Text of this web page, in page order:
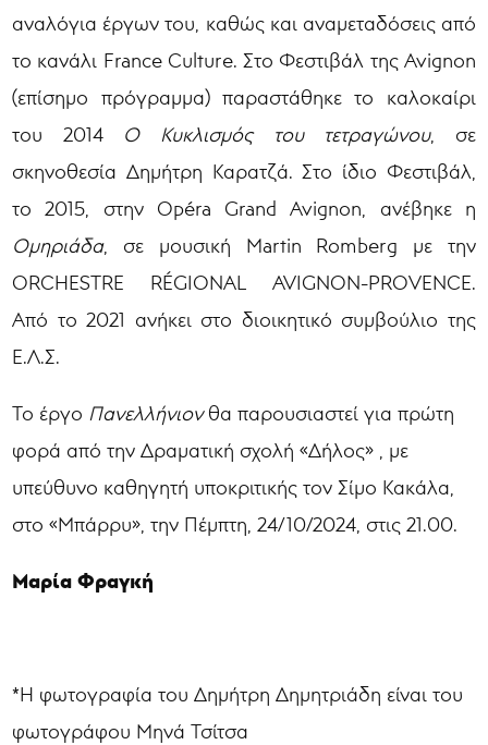
αναλόγια έργων του, καθώς και αναμεταδόσεις από
το κανάλι France Culture. Στο Φεστιβάλ της Avignon
(επίσημο πρόγραμμα) παραστάθηκε το καλοκαίρι
του 2014 Ο Κυκλισμός του τετραγώνου, σε
σκηνοθεσία Δημήτρη Καρατζά. Στο ίδιο Φεστιβάλ,
το 2015, στην Opéra Grand Avignon, ανέβηκε η
Ομηριάδα, σε μουσική Martin Romberg με την
ORCHESTRE RÉGIONAL AVIGNON-PROVENCE.
Από το 2021 ανήκει στο διοικητικό συμβούλιο της
Ε.Λ.Σ.
Το έργο Πανελλήνιονθα παρουσιαστεί για πρώτη
φορά από την Δραματική σχολή «Δήλος» , με
υπεύθυνο καθηγητή υποκριτικής τον Σίμο Κακάλα,
στο «Μπάρρυ», την Πέμπτη, 24/10/2024, στις 21.00.
Μαρία Φραγκή
*Η φωτογραφία του Δημήτρη Δημητριάδη είναι του
φωτογράφου Μηνά Τσίτσα